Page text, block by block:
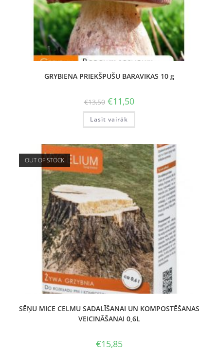
GRYBIENA PRIEKŠPUŠU BARAVIKAS 10 g
€13,50 €11,50
Lasīt vairāk
OUT OF STOCK
SĒŅU MICE CELMU SADALĪŠANAI UN KOMPOSTĒŠANAS
VEICINĀŠANAI 0,6L
€15,85